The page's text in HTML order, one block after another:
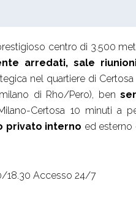
centro di 3.500
arredati, sale
nel quartiere di
di Rho/Pero), ben
Certosa 10 minuti a
privato interno ed esterno
18.30 Accesso 24/7